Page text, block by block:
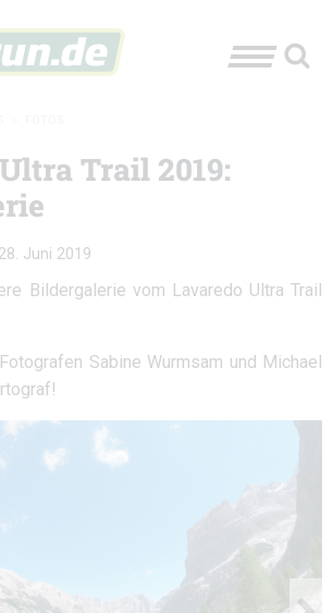
Trail 2019:
28. Juni 2019
Bildergalerie vom Lavaredo Ultra Trail
Sabine Wurmsam und Michael